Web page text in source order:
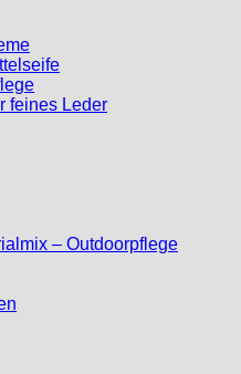
feines Leder
– Outdoorpflege